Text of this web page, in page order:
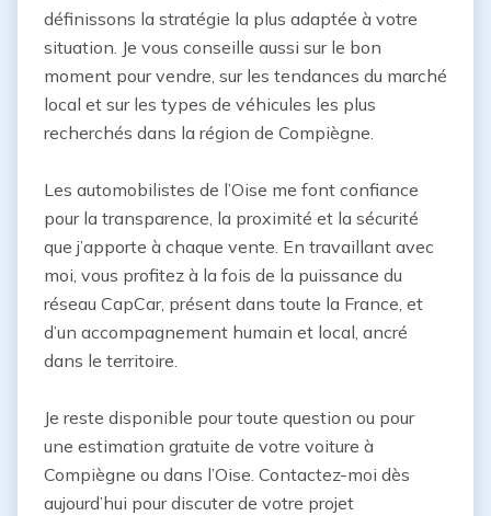
définissons la stratégie la plus adaptée à votre
situation. Je vous conseille aussi sur le bon
moment pour vendre, sur les tendances du marché
local et sur les types de véhicules les plus
recherchés dans la région de Compiègne.
Les automobilistes de l’Oise me font confiance
pour la transparence, la proximité et la sécurité
que j’apporte à chaque vente. En travaillant avec
moi, vous profitez à la fois de la puissance du
réseau CapCar, présent dans toute la France, et
d’un accompagnement humain et local, ancré
dans le territoire.
Je reste disponible pour toute question ou pour
une estimation gratuite de votre voiture à
Compiègne ou dans l’Oise. Contactez-moi dès
aujourd’hui pour discuter de votre projet